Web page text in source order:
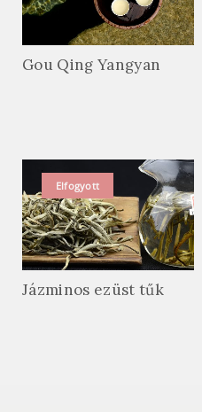
Gou Qing Yangyan
Elfogyott
Jázminos ezüst tűk